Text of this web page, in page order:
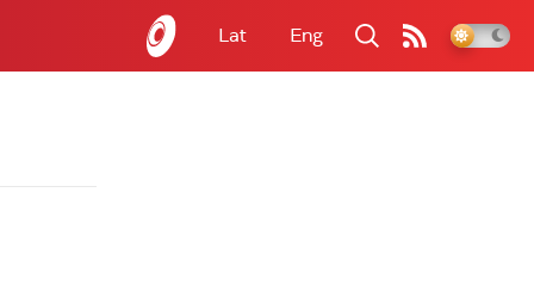
Lat Eng